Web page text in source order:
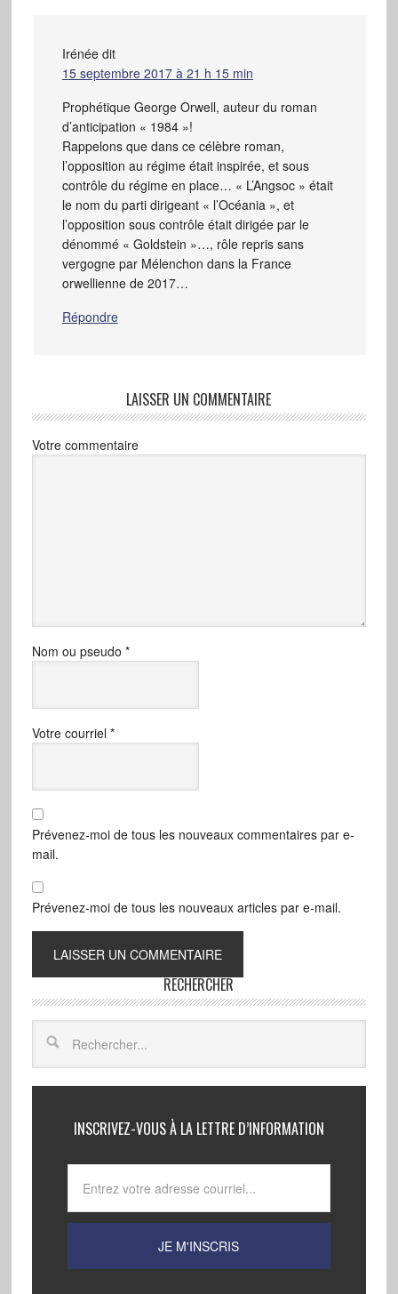
Irénée dit
15 septembre 2017 à 21 h 15 min
Prophétique George Orwell, auteur du roman
d’anticipation « 1984 »!
Rappelons que dans ce célèbre roman,
l’opposition au régime était inspirée, et sous
contrôle du régime en place… « L’Angsoc » était
le nom du parti dirigeant « l’Océania », et
l’opposition sous contrôle était dirigée par le
dénommé « Goldstein »…, rôle repris sans
vergogne par Mélenchon dans la France
orwellienne de 2017…
Répondre
LAISSER UN COMMENTAIRE
Votre commentaire
Nom ou pseudo *
Votre courriel *
Prévenez-moi de tous les nouveaux commentaires par e-
mail.
Prévenez-moi de tous les nouveaux articles par e-mail.
RECHERCHER
INSCRIVEZ-VOUS À LA LETTRE D’INFORMATION